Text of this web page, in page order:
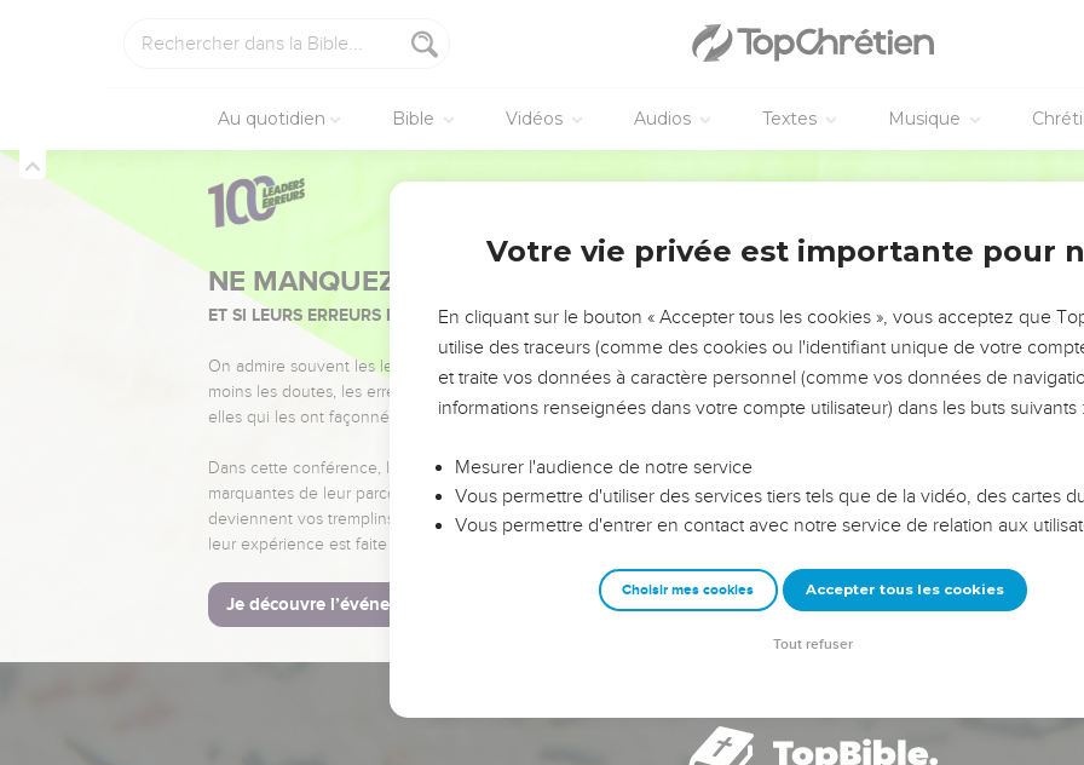
Au quotidien Bible Vidéos Audios Textes Musique
NE MANQUEZ PAS L’ÉVÉNEMENT DE L’ANNÉE !
ET SI LEURS ERREURS POUVAIENT VOUS ÉVITER LES VOTRES ?
On admire souvent les leaders pour leurs réussites, leur impact, leur foi ou leur vision. Mais on voit
moins les doutes, les erreurs et les saisons difficiles qu'ils ont traversés, alors même que ce sont
elles qui les ont façonnés.
Dans cette conférence, leaders, entrepreneurs, et responsables reviennent sur les erreurs
marquantes de leur parcours et les clés pour avancer avec plus de sagesse afin que leurs erreurs
deviennent vos tremplins. Que vous guidiez un ministère, une équipe, un groupe ou une famille,
leur expérience est faite pour vous.
Je découvre l’événement
Votre vie privée est importante pour
En cliquant sur le bouton « Accepter tous les cookies », vous acceptez que
utilise des traceurs (comme des cookies ou l'identifiant unique de votre
et traite vos données à caractère personnel (comme vos données de
informations renseignées dans votre compte utilisateur) dans les buts suivants :
Mesurer l'audience de notre service
Vous permettre d'utiliser des services tiers tels que de la vidéo, des cartes
Vous permettre d'entrer en contact avec notre service de relation aux
Choisir mes cookies Accepter tous les cookies
Tout refuser